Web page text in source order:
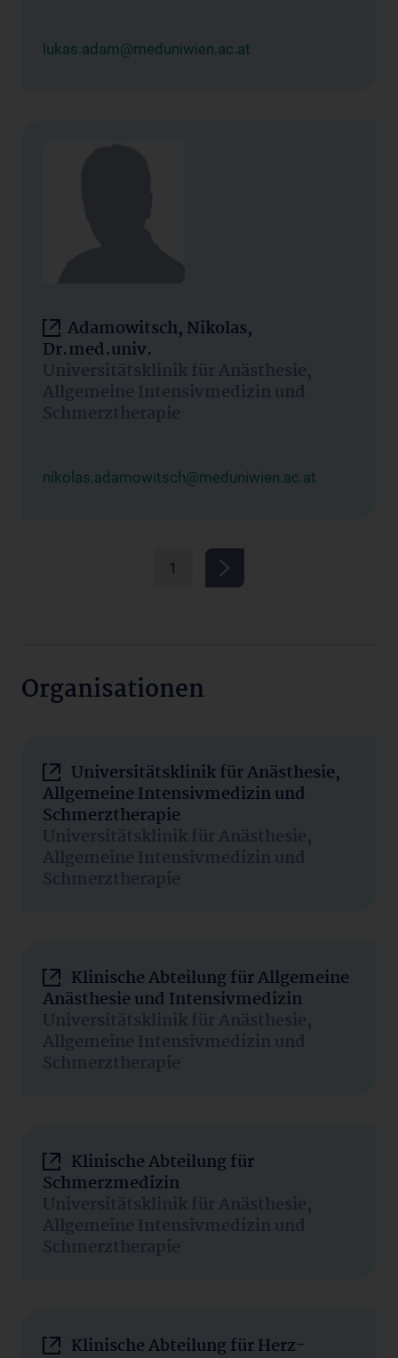
lukas.adam@meduniwien.ac.at
Adamowitsch, Nikolas,
Dr.med.univ.
Universitätsklinik für Anästhesie,
Allgemeine Intensivmedizin und
Schmerztherapie
nikolas.adamowitsch@meduniwien.ac.at
1
Organisationen
Universitätsklinik für Anästhesie,
Allgemeine Intensivmedizin und
Schmerztherapie
Universitätsklinik für Anästhesie,
Allgemeine Intensivmedizin und
Schmerztherapie
Klinische Abteilung für Allgemeine
Anästhesie und Intensivmedizin
Universitätsklinik für Anästhesie,
Allgemeine Intensivmedizin und
Schmerztherapie
Klinische Abteilung für
Schmerzmedizin
Universitätsklinik für Anästhesie,
Allgemeine Intensivmedizin und
Schmerztherapie
Klinische Abteilung für Herz-